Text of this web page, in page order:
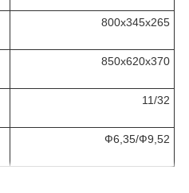
800х345х265
850х620х370
11/32
Ф6,35/Ф9,52